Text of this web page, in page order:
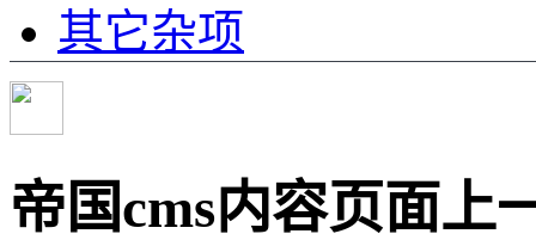
其它杂项
帝国cms内容页面上